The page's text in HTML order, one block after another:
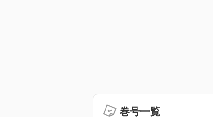
巻号一覧